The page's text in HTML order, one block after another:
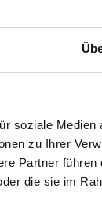
soziale Medien
zu Ihrer
Partner führen
die sie im